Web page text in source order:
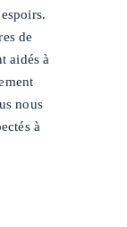
de
aidés à
nous
à